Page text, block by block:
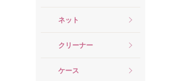
ネット
クリーナー
ケース